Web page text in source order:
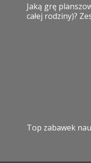
Jaką grę
całej rodziny)?
Top zabawek